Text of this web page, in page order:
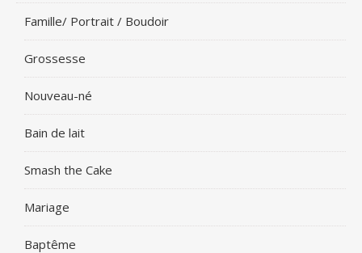
Famille/ Portrait / Boudoir
Grossesse
Nouveau-né
Bain de lait
Smash the Cake
Mariage
Baptême